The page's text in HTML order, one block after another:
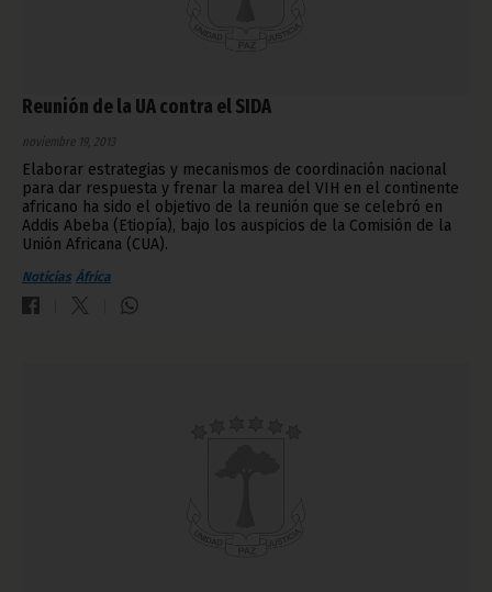
Reunión de la UA contra el SIDA
noviembre 19, 2013
Elaborar estrategias y mecanismos de coordinación nacional
para dar respuesta y frenar la marea del VIH en el continente
africano ha sido el objetivo de la reunión que se celebró en
Addis Abeba (Etiopía), bajo los auspicios de la Comisión de la
Unión Africana (CUA).
Noticias África